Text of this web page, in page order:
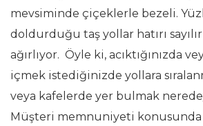
mevsiminde çiçeklerle bezeli.
doldurduğu taş yollar hatırı
ağırlıyor. Öyle ki, acıktığınızda
içmek istediğinizde yollara
veya kafelerde yer bulmak
Müşteri memnuniyeti